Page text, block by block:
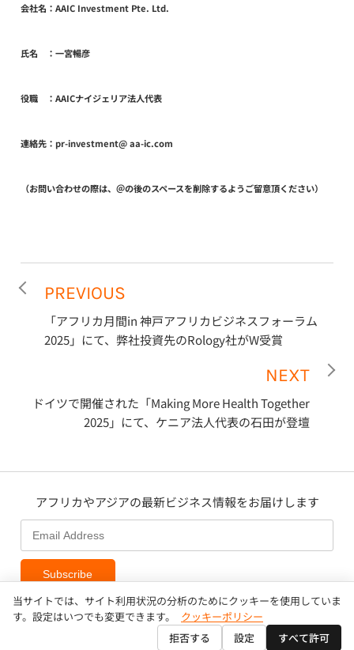
会社名：AAIC Investment Pte. Ltd.
氏名 ：一宮暢彦
役職 ：AAICナイジェリア法人代表
連絡先：pr-investment@ aa-ic.com
（お問い合わせの際は、＠の後のスペースを削除するようご留意頂ください）
PREVIOUS
「アフリカ月間in 神戸アフリカビジネスフォーラム
2025」にて、弊社投資先のRology社がW受賞
NEXT
ドイツで開催された「Making More Health Together
2025」にて、ケニア法人代表の石田が登壇
アフリカやアジアの最新ビジネス情報をお届けします
Subscribe
Copyright © AAIC Holdings Pte, Ltd.
当サイトでは、サイト利用状況の分析のためにクッキーを使用していま
す。設定はいつでも変更できます。
クッキーポリシー
拒否する
設定 すべて許可